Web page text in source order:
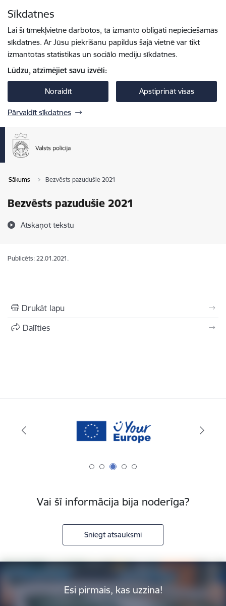
Sīkdatnes
Lai šī tīmekļvietne darbotos, tā izmanto obligāti nepieciešamās
sīkdatnes. Ar Jūsu piekrišanu papildus šajā vietnē var tikt
izmantotas statistikas un sociālo mediju sīkdatnes.
Lūdzu, atzīmējiet savu izvēli:
Noraidīt Apstiprināt visas
Pārvaldīt sīkdatnes
Sākums Bezvēsts pazudušie 2021
Bezvēsts pazudušie 2021
Atskaņot tekstu
Publicēts: 22.01.2021.
Drukāt lapu
Dalīties
Vai šī informācija bija noderīga?
Sniegt atsauksmi
Esi pirmais, kas uzzina!